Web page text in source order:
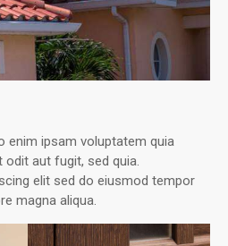
enim ipsam voluptatem quia
aut fugit, sed quia.
elit sed do eiusmod tempor
magna aliqua.